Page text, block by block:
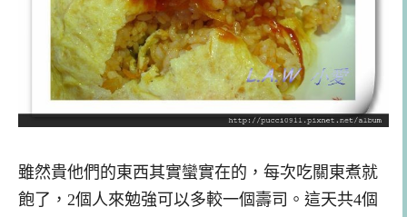
雖然貴他們的東西其實蠻實在的，每次吃關東煮就
飽了，2個人來勉強可以多較一個壽司。這天共4個